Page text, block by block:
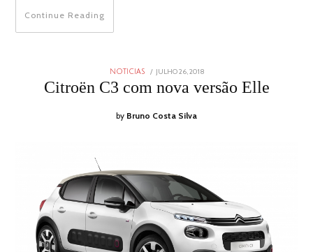
Continue Reading
NOTICIAS
POSTED
JULHO 26, 2018
2018
Citroën C3 com nova versão Elle
by Bruno Costa Silva